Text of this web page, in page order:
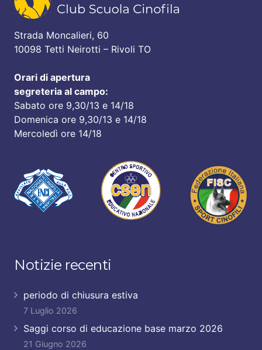
Strada Moncalieri, 60
10098 Tetti Neirotti – Rivoli TO
Orari di apertura
segreteria al campo:
Sabato ore 9,30/13 e 14/18
Domenica ore 9,30/13 e 14/18
Mercoledì ore 14/18
Notizie recenti
periodo di chiusura estiva
7 Luglio 2026
Saggi corso di educazione base marzo 2026
21 Giugno 2026